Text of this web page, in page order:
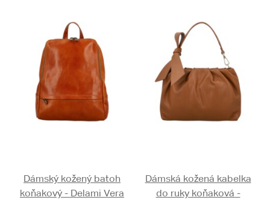
Dámský kožený batoh
koňakový - Delami Vera
Dámská kožená kabelka
do ruky koňaková -